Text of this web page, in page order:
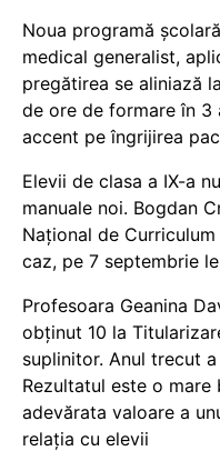
Noua programă
medical generalist,
pregătirea se aliniază
de ore de formare în 3
accent pe îngrijirea
Elevii de clasa a IX-a
manuale noi. Bogdan
Național de
caz, pe 7 septembrie
Profesoara Geanina
obținut 10 la
suplinitor. Anul trecut
Rezultatul este o mare
adevărata valoare a
relația cu elevii